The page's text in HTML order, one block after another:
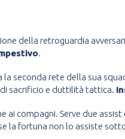
della retroguardia
.
la seconda rete della sua
sacrificio e duttilità tattica.
compagni. Serve due
la fortuna non lo assiste